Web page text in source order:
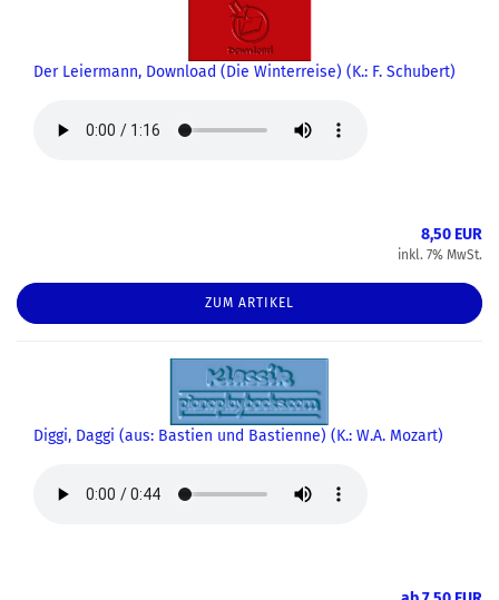
Der Leiermann, Download (Die Winterreise) (K.: F. Schubert)
8,50 EUR
inkl. 7% MwSt.
ZUM ARTIKEL
Diggi, Daggi (aus: Bastien und Bastienne) (K.: W.A. Mozart)